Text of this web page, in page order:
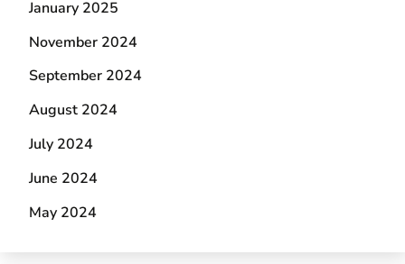
January 2025
November 2024
September 2024
August 2024
July 2024
June 2024
May 2024